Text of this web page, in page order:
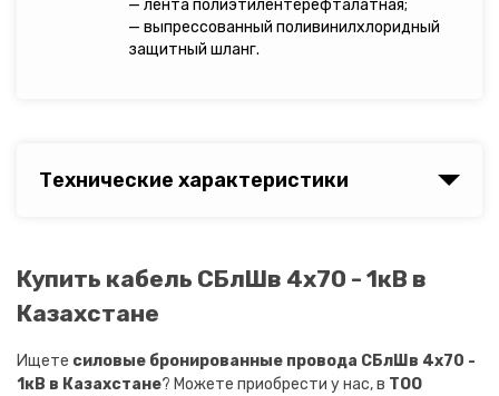
— лента полиэтилентерефталатная;
— выпрессованный поливинилхлоридный
защитный шланг.
Технические характеристики
Купить кабель СБлШв 4х70 - 1кВ в
Казахстане
Ищете силовые бронированные провода СБлШв 4х70 -
1кВ в Казахстане? Можете приобрести у нас, в ТОО